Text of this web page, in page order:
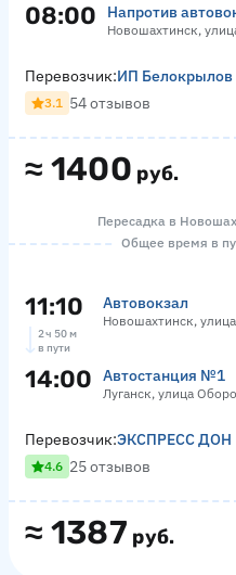
08:00 Напротив
Новошахтинск,
≈ 1400 руб.
Перевозчик:ИП
3.1 54 отзывов
Пересадка в
Общее время в
11:10 Автовокзал
Новошахтинск,
2 ч 50 м
в пути
14:00 Автостанция №1
Луганск, улица
≈ 1387 руб.
Перевозчик:ЭКСПРЕСС ДОН
4.6 25 отзывов